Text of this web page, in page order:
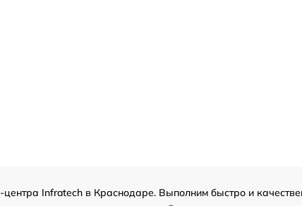
Infratech в Краснодаре. Выполним быстро и